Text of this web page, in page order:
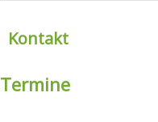
Kontakt
Termine